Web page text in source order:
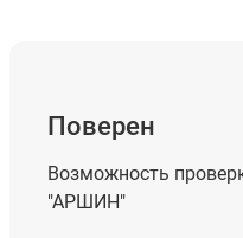
Поверен
Возможность
"АРШИН"